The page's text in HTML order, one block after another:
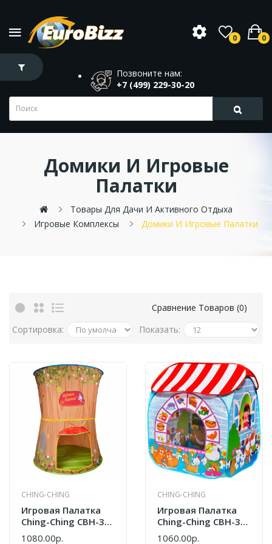
0 0
Позвоните нам:
+7 (499) 229-30-20
Домики И Игровые
Палатки
Товары Для Дачи И Активного Отдыха
Игровые Комплексы
Домики И Игровые Палатки
Сравнение Товаров (0)
Сортировка:
Показать:
CHING-CHING
Игровая Палатка
Ching-Ching CBH-31
Игровой Домик
1080.00р.
CHING-CHING
Игровая Палатка
Ching-Ching CBH-32
Игровой Домик
1060.00р.